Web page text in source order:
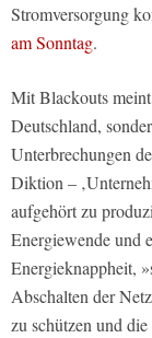
Stromversorgung
am Sonntag.
Mit Blackouts
Deutschland,
Unterbrechungen
Diktion –
aufgehört zu
Energiewende und
Energieknappheit,
Abschalten der
zu schützen und